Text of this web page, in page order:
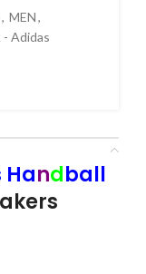
, MEN,
ndball